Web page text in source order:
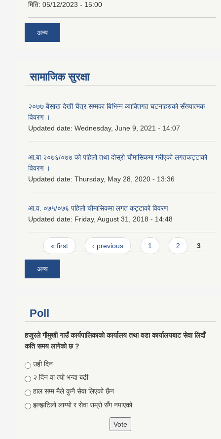
मिति: 05/12/2023 - 15:00
अन्य
सामाजिक सुरक्षा
२०७७ बैसाख देखी चैत्र सम्मका बिभिन्न व्याक्तिगत घटनाहरुको सँख्यात्मक
विवरण ।
Updated date: Wednesday, June 9, 2021 - 14:07
आ.बा २०७६/०७७ को पहिलो तथा दोस्रो चौमासिकमा गरीएको लगतकट्टाको
विवरण ।
Updated date: Thursday, May 28, 2020 - 13:36
आ.व. ०७५/०७६ पहिलो चौमासिकमा लगत कट्टाको विवरण
Updated date: Friday, August 31, 2018 - 14:48
Pages
« first ‹ previous 1 2 3
अन्य
Poll
हजुरले गौमुखी गाउँ कार्यपालिकाको कार्यालय तथा वडा कार्यालयबाट सेवा लिदाँ
कति समय लागेको छ ?
Choices
उही दिन
२ दिन वा त्यो भन्दा बढी
हाल सम्म मैले कुनै सेवा लिएको छैन
झन्झटिलो लाग्यो र सेवा राम्रो सँग नपाएको